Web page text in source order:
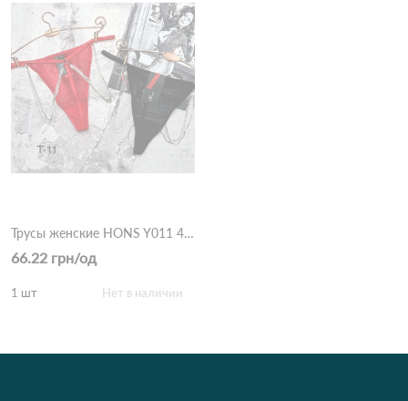
Трусы женские HONS Y011 4б Разные цвета
66.22 грн/од
1 шт Нет в наличии